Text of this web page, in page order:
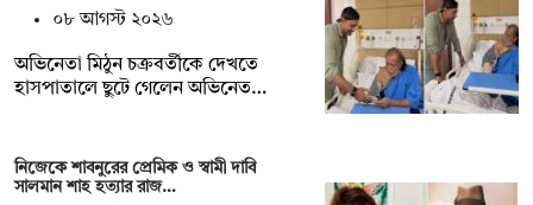
০৮ আগস্ট ২০২৬
অভিনেতা মিঠুন চক্রবর্তীকে দেখতে
হাসপাতালে ছুটে গেলেন অভিনেত…
নিজেকে শাবনুরের প্রেমিক ও স্বামী দাবি
সালমান শাহ হত্যার রাজ…